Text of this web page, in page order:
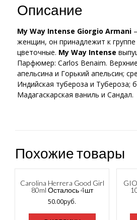
Описание
My Way Intense Giorgio Armani
женщин, он принадлежит к
цветочные. My Way Intense
Парфюмер: Carlos Benaim.
апельсина и Горький апельсин;
Индийская тубероза и Тубероза;
Мадагаскарская ваниль и Сандал.
Похожие товары
Carolina Herrera Good Girl
80ml Осталось 4шт
50.00руб.